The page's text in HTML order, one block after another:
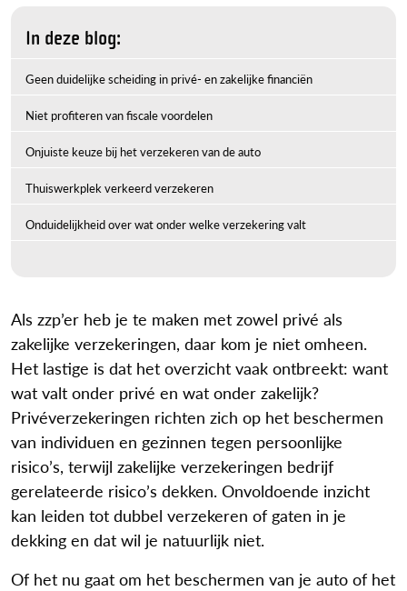
In deze blog:
Geen duidelijke scheiding in privé- en zakelijke financiën
Niet profiteren van fiscale voordelen
Onjuiste keuze bij het verzekeren van de auto
Thuiswerkplek verkeerd verzekeren
Onduidelijkheid over wat onder welke verzekering valt
Als zzp’er heb je te maken met zowel privé als
zakelijke verzekeringen, daar kom je niet omheen.
Het lastige is dat het overzicht vaak ontbreekt: want
wat valt onder privé en wat onder zakelijk?
Privéverzekeringen richten zich op het beschermen
van individuen en gezinnen tegen persoonlijke
risico’s, terwijl zakelijke verzekeringen bedrijf
gerelateerde risico’s dekken. Onvoldoende inzicht
kan leiden tot dubbel verzekeren of gaten in je
dekking en dat wil je natuurlijk niet.
Of het nu gaat om het beschermen van je auto of het